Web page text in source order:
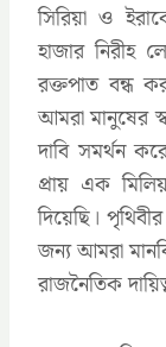
সিরিয়া ও
হাজার নিরীহ
রক্তপাত বন্ধ
আমরা মানুষের
দাবি সমর্থন
প্রায় এক
দিয়েছি।
জন্য আমরা
রাজনৈতিক